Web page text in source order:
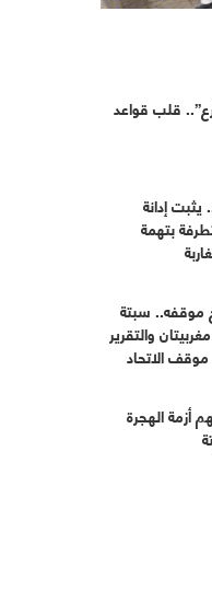
قلب قواعد
يثبت إدانة
بتهمة
موقفه.. سبتة
والتقرير
موقف الاتحاد
أزمة الهجرة